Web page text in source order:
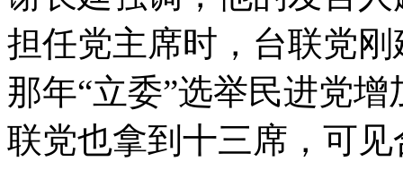
担任党主席时，台联党
那年“立委”选举民进党
联党也拿到十三席，可